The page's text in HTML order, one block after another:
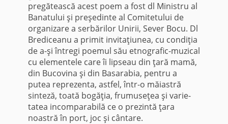
pregătească acest poem a fost dl Ministru al
Banatului şi preşedinte al Comitetului de
organizare a serbărilor Unirii, Sever Bocu. Dl
Brediceanu a pri­mit invitaţiunea, cu condiţia
de a-şi întregi poemul său etnografic-muzical
cu ele­mentele care îi lipseau din ţară mamă,
din Bucovina şi din Basarabia, pentru a
putea reprezenta, astfel, într-o măiastră
sinteză, toată bogăţia, frumuseţea şi varie­
tatea incomparabilă ce o prezintă ţara
noastră în port, joc şi cântare.